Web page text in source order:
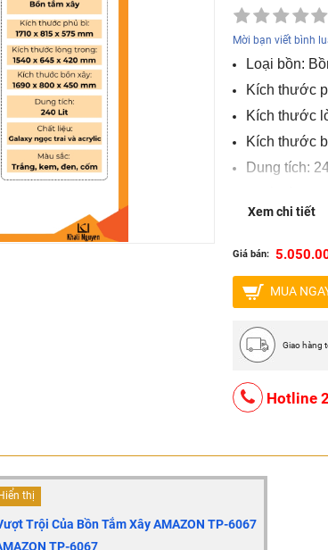
Mời bạn viết bình
Loại bồn:
Kích thước
Kích thước
Kích thước
Dung tích:
Màu sắc:
Xem chi tiết
Giá bán:
MUA
Giao hàng
Hotline
Hiển thị
Trội Của Bồn Tắm Xây AMAZON TP-6067
TP-6067